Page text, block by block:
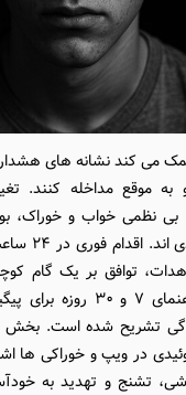
می کند نشانه های هشدار
موقع مداخله کنند.
بی نظمی خواب و خوراک،
ناشناخته
توافق بر یک گام
تماس با اورژانس.
تشریح شده است. بخش
در ویپ و خوراکی ها
تشنج و تهدید به